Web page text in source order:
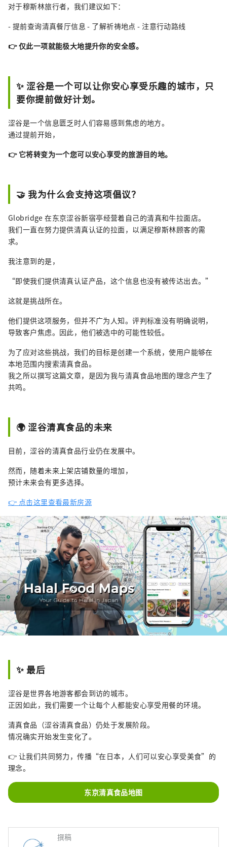
对于穆斯林旅行者，我们建议如下：
- 提前查询清真餐厅信息 - 了解祈祷地点 - 注意行动路线
👉 仅此一项就能极大地提升你的安全感。
✨ 涩谷是一个可以让你安心享受乐趣的城市，只
要你提前做好计划。
涩谷是一个信息匮乏时人们容易感到焦虑的地方。
通过提前开始，
👉 它将转变为一个您可以安心享受的旅游目的地。
🤝 我为什么会支持这项倡议？
Globridge 在东京涩谷新宿亭经营着自己的清真和牛拉面店。
我们一直在努力提供清真认证的拉面，以满足穆斯林顾客的需
求。
我注意到的是，
“即使我们提供清真认证产品，这个信息也没有被传达出去。”
这就是挑战所在。
他们提供这项服务，但并不广为人知。评判标准没有明确说明，
导致客户焦虑。因此，他们被选中的可能性较低。
为了应对这些挑战，我们的目标是创建一个系统，使用户能够在
本地范围内搜索清真食品。
我之所以撰写这篇文章，是因为我与清真食品地图的理念产生了
共鸣。
🌍 涩谷清真食品的未来
目前，涩谷的清真食品行业仍在发展中。
然而，随着未来上架店铺数量的增加，
预计未来会有更多选择。
👉 点击这里查看最新房源
✨ 最后
涩谷是世界各地游客都会到访的城市。
正因如此，我们需要一个让每个人都能安心享受用餐的环境。
清真食品（涩谷清真食品）仍处于发展阶段。
情况确实开始发生变化了。
👉 让我们共同努力，传播“在日本，人们可以安心享受美食”的
理念。
东京清真食品地图
撰稿